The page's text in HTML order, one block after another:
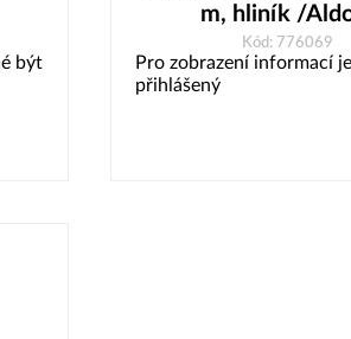
být
m, hliník /
Kód: 776069
Pro zobrazení informací
přihlášený